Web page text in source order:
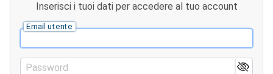
Inserisci i tuoi dati per accedere al tuo account
Email utente
Password